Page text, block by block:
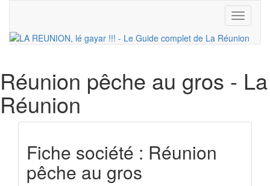
Toggle
Réunion pêche au gros - La
Réunion
Fiche société : Réunion
pêche au gros